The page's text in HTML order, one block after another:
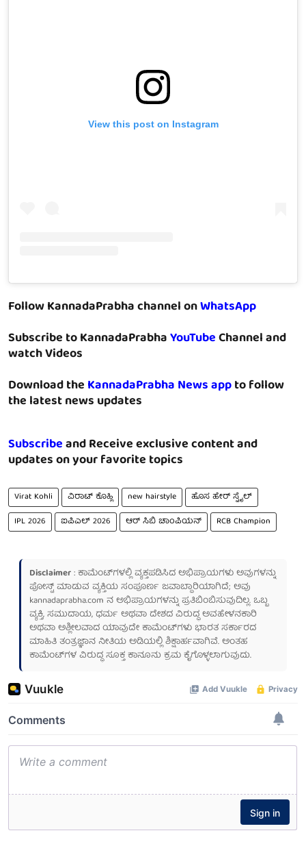
View this post on Instagram
Follow KannadaPrabha channel onWhatsApp
Subscribe to KannadaPrabhaYouTubeChannel and
watch Videos
Download theKannadaPrabha News appto follow
the latest news updates
Subscribeand Receive exclusive content and
updates on your favorite topics
Virat Kohli ವಿರಾಟ್ ಕೊಹ್ಲಿ new hairstyle
ಹೊಸ ಹೇರ್ ಸ್ಟೈಲ್
IPL 2026
ಐಪಿಎಲ್ 2026 ಆರ್ ಸಿಬಿ ಚಾಂಪಿಯನ್ RCB Champion
Disclaimer: ಕಾಮೆಂಟ್‌ಗಳಲ್ಲಿ ವ್ಯಕ್ತಪಡಿಸಿದ ಅಭಿಪ್ರಾಯಗಳು ಅವುಗಳನ್ನು
ಪೋಸ್ಟ್ ಮಾಡುವ ವ್ಯಕ್ತಿಯ ಸಂಪೂರ್ಣ ಜವಾಬ್ದಾರಿಯಾಗಿದೆ; ಅವು
kannadaprabha.com ನ ಅಭಿಪ್ರಾಯಗಳನ್ನು ಪ್ರತಿಬಿಂಬಿಸುವುದಿಲ್ಲ. ಒಬ್ಬ
ವ್ಯಕ್ತಿ, ಸಮುದಾಯ, ಧರ್ಮ ಅಥವಾ ದೇಶದ ವಿರುದ್ಧ ಅವಹೇಳನಕಾರಿ
ಅಥವಾ ಅಶ್ಲೀಲವಾದ ಯಾವುದೇ ಕಾಮೆಂಟ್‌ಗಳು ಭಾರತ ಸರ್ಕಾರದ
ಮಾಹಿತಿ ತಂತ್ರಜ್ಞಾನ ನೀತಿಯ ಅಡಿಯಲ್ಲಿ ಶಿಕ್ಷಾರ್ಹವಾಗಿವೆ. ಅಂತಹ
ಕಾಮೆಂಟ್‌ಗಳ ವಿರುದ್ಧ ಸೂಕ್ತ ಕಾನೂನು ಕ್ರಮ ಕೈಗೊಳ್ಳಲಾಗುವುದು.